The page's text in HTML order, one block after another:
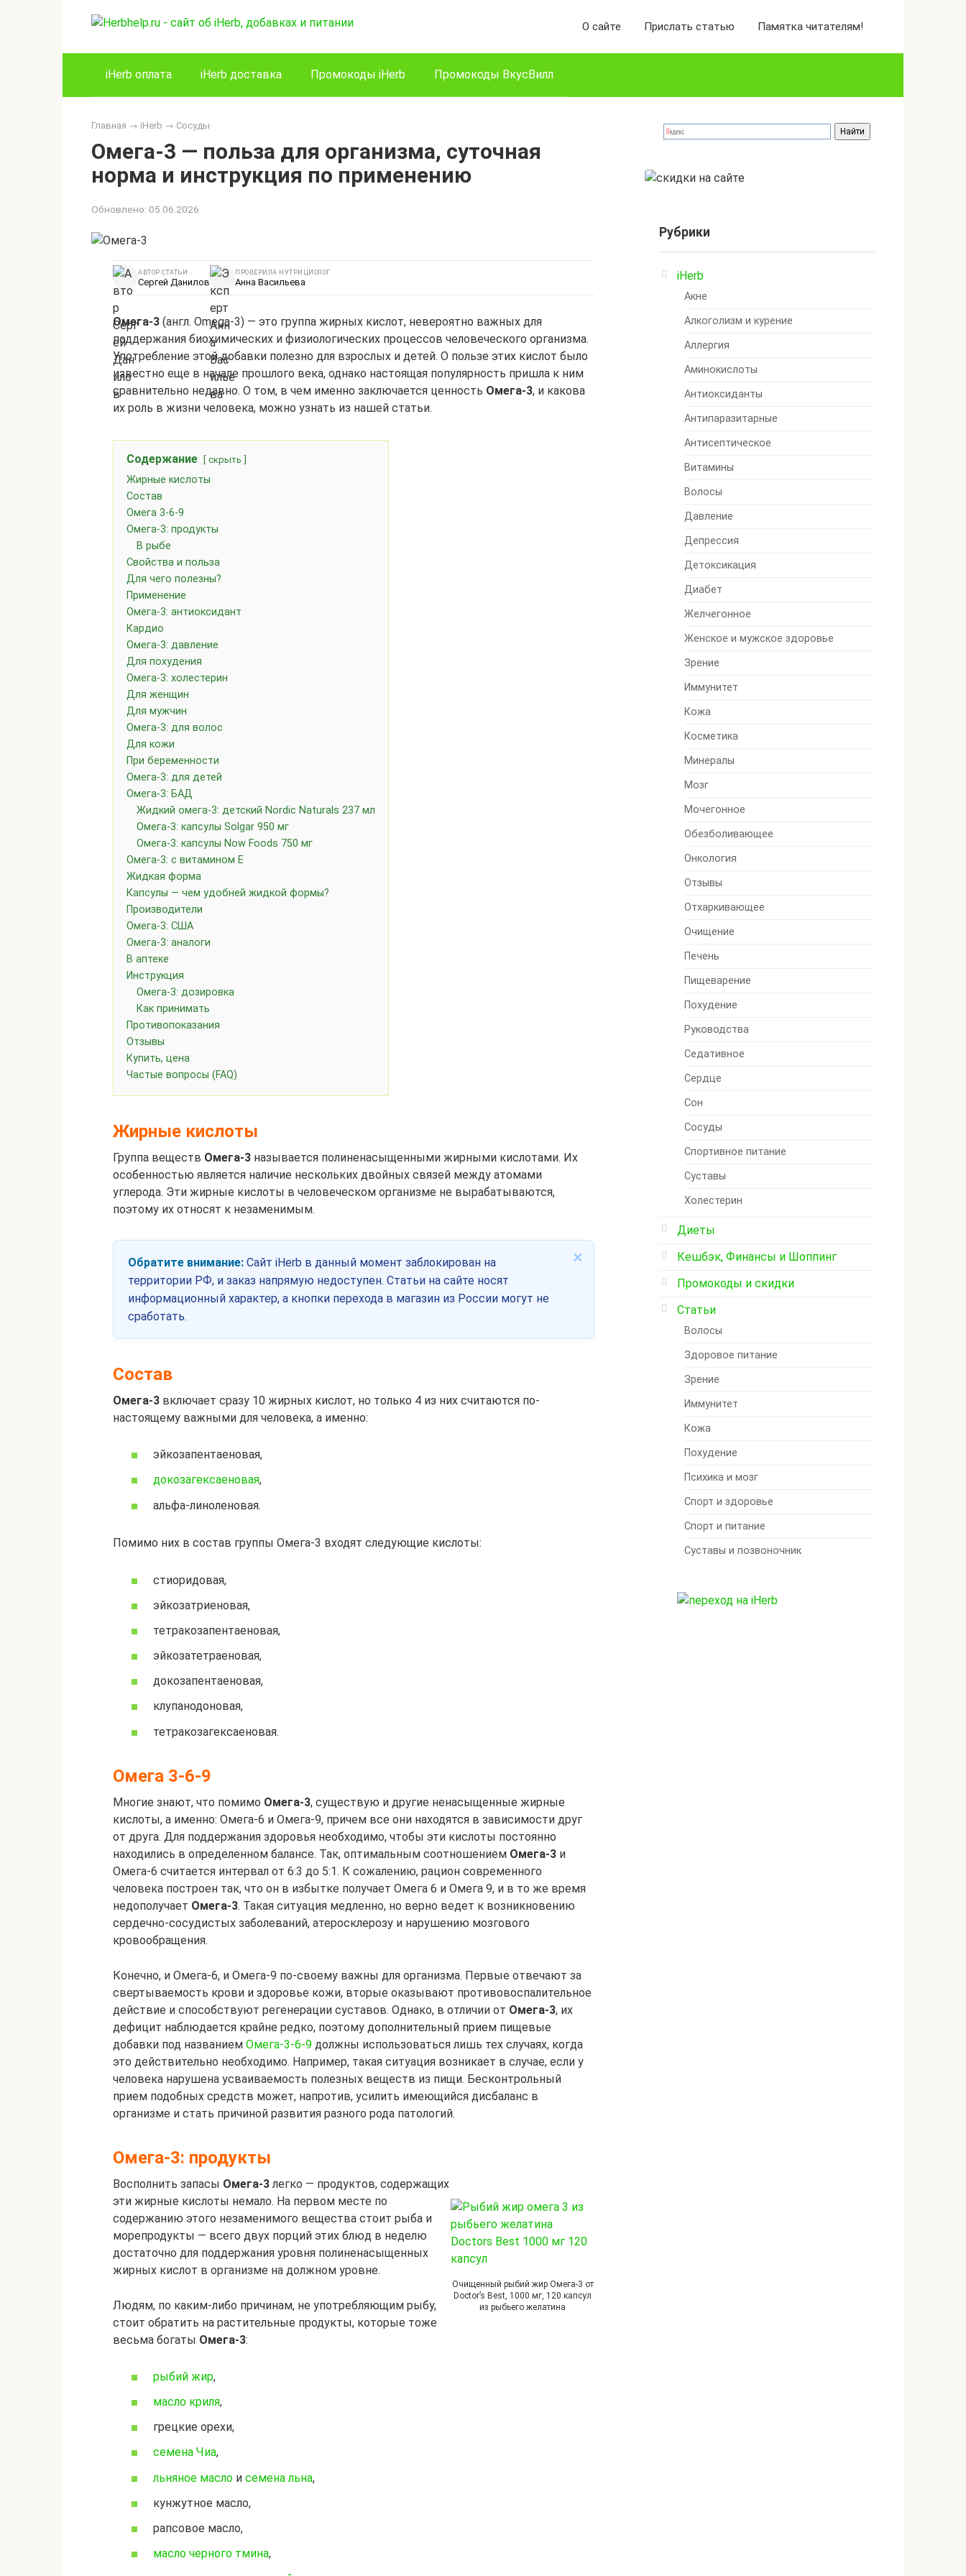
О сайте Прислать статью Памятка читателям!
iHerb оплата iHerb доставка Промокоды iHerb Промокоды ВкусВилл
Главная → iHerb → Сосуды
Омега-3 — польза для организма, суточная
норма и инструкция по применению
Обновлено: 05.06.2026
АВТОР СТАТЬИ
Сергей Данилов
ПРОВЕРИЛА НУТРИЦИОЛОГ
Анна Васильева
Омега-3 (англ. Omega-3) — это группа жирных кислот, невероятно важных для
поддержания биохимических и физиологических процессов человеческого организма.
Употребление этой добавки полезно для взрослых и детей. О пользе этих кислот было
известно еще в начале прошлого века, однако настоящая популярность пришла к ним
сравнительно недавно. О том, в чем именно заключается ценность Омега-3, и какова
их роль в жизни человека, можно узнать из нашей статьи.
Содержание скрыть
Жирные кислоты
Состав
Омега 3-6-9
Омега-3: продукты
В рыбе
Свойства и польза
Для чего полезны?
Применение
Омега-3: антиоксидант
Кардио
Омега-3: давление
Для похудения
Омега-3: холестерин
Для женщин
Для мужчин
Омега-3: для волос
Для кожи
При беременности
Омега-3: для детей
Омега-3: БАД
Жидкий омега-3: детский Nordic Naturals 237 мл
Омега-3: капсулы Solgar 950 мг
Омега-3: капсулы Now Foods 750 мг
Омега-3: с витамином Е
Жидкая форма
Капсулы — чем удобней жидкой формы?
Производители
Омега-3: США
Омега-3: аналоги
В аптеке
Инструкция
Омега-3: дозировка
Как принимать
Противопоказания
Отзывы
Купить, цена
Частые вопросы (FAQ)
Жирные кислоты
Группа веществ Омега-3 называется полиненасыщенными жирными кислотами. Их
особенностью является наличие нескольких двойных связей между атомами
углерода. Эти жирные кислоты в человеческом организме не вырабатываются,
поэтому их относят к незаменимым.
×
Обратите внимание: Сайт iHerb в данный момент заблокирован на
территории РФ, и заказ напрямую недоступен. Статьи на сайте носят
информационный характер, а кнопки перехода в магазин из России могут не
сработать.
Состав
Омега-3 включает сразу 10 жирных кислот, но только 4 из них считаются по-
настоящему важными для человека, а именно:
эйкозапентаеновая,
докозагексаеновая,
альфа-линоленовая.
Помимо них в состав группы Омега-3 входят следующие кислоты:
стиоридовая,
эйкозатриеновая,
тетракозапентаеновая,
эйкозатетраеновая,
докозапентаеновая,
клупанодоновая,
тетракозагексаеновая.
Омега 3-6-9
Многие знают, что помимо Омега-3, существую и другие ненасыщенные жирные
кислоты, а именно: Омега-6 и Омега-9, причем все они находятся в зависимости друг
от друга. Для поддержания здоровья необходимо, чтобы эти кислоты постоянно
находились в определенном балансе. Так, оптимальным соотношением Омега-3 и
Омега-6 считается интервал от 6:3 до 5:1. К сожалению, рацион современного
человека построен так, что он в избытке получает Омега 6 и Омега 9, и в то же время
недополучает Омега-3. Такая ситуация медленно, но верно ведет к возникновению
сердечно-сосудистых заболеваний, атеросклерозу и нарушению мозгового
кровообращения.
Конечно, и Омега-6, и Омега-9 по-своему важны для организма. Первые отвечают за
свертываемость крови и здоровье кожи, вторые оказывают противовоспалительное
действие и способствуют регенерации суставов. Однако, в отличии от Омега-3, их
дефицит наблюдается крайне редко, поэтому дополнительный прием пищевые
добавки под названием Омега-3-6-9 должны использоваться лишь тех случаях, когда
это действительно необходимо. Например, такая ситуация возникает в случае, если у
человека нарушена усваиваемость полезных веществ из пищи. Бесконтрольный
прием подобных средств может, напротив, усилить имеющийся дисбаланс в
организме и стать причиной развития разного рода патологий.
Омега-3: продукты
Очищенный рыбий жир Омега-3 от
Doctor’s Best, 1000 мг, 120 капсул
из рыбьего желатина
Восполнить запасы Омега-3 легко — продуктов, содержащих
эти жирные кислоты немало. На первом месте по
содержанию этого незаменимого вещества стоит рыба и
морепродукты — всего двух порций этих блюд в неделю
достаточно для поддержания уровня полиненасыщенных
жирных кислот в организме на должном уровне.
Людям, по каким-либо причинам, не употребляющим рыбу,
стоит обратить на растительные продукты, которые тоже
весьма богаты Омега-3:
рыбий жир,
масло криля,
грецкие орехи,
семена Чиа,
льняное масло и семена льна,
кунжутное масло,
рапсовое масло,
масло черного тмина,
Рубрики
iHerb
Акне
Алкоголизм и курение
Аллергия
Аминокислоты
Антиоксиданты
Антипаразитарные
Антисептическое
Витамины
Волосы
Давление
Депрессия
Детоксикация
Диабет
Желчегонное
Женское и мужское здоровье
Зрение
Иммунитет
Кожа
Косметика
Минералы
Мозг
Мочегонное
Обезболивающее
Онкология
Отзывы
Отхаркивающее
Очищение
Печень
Пищеварение
Похудение
Руководства
Седативное
Сердце
Сон
Сосуды
Спортивное питание
Суставы
Холестерин
Диеты
Кешбэк, Финансы и Шоппинг
Промокоды и скидки
Статьи
Волосы
Здоровое питание
Зрение
Иммунитет
Кожа
Похудение
Психика и мозг
Спорт и здоровье
Спорт и питание
Суставы и позвоночник